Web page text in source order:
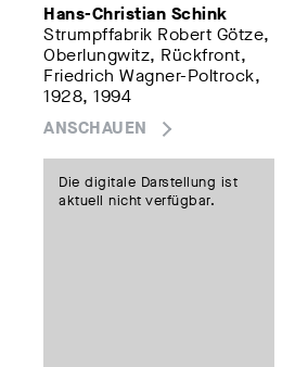
Hans-Christian Schink
Strumpffabrik Robert Götze,
Oberlungwitz, Rückfront,
Friedrich Wagner-Poltrock,
1928, 1994
ANSCHAUEN
Die digitale Darstellung ist
aktuell nicht verfügbar.